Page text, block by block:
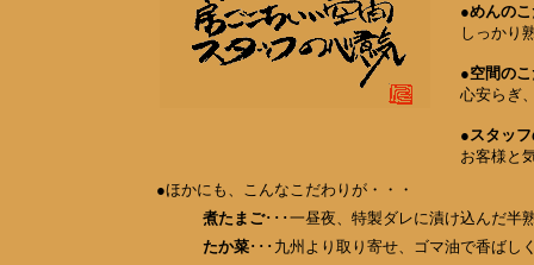
●めんの
しっかり
●空間の
心安らぎ
●スタッ
お客様と
●ほかにも、こんなこだわりが・・・
煮たまご･･･一昼夜、特製ダレに漬け込んだ半
たか菜･･･九州より取り寄せ、ゴマ油で香ばし